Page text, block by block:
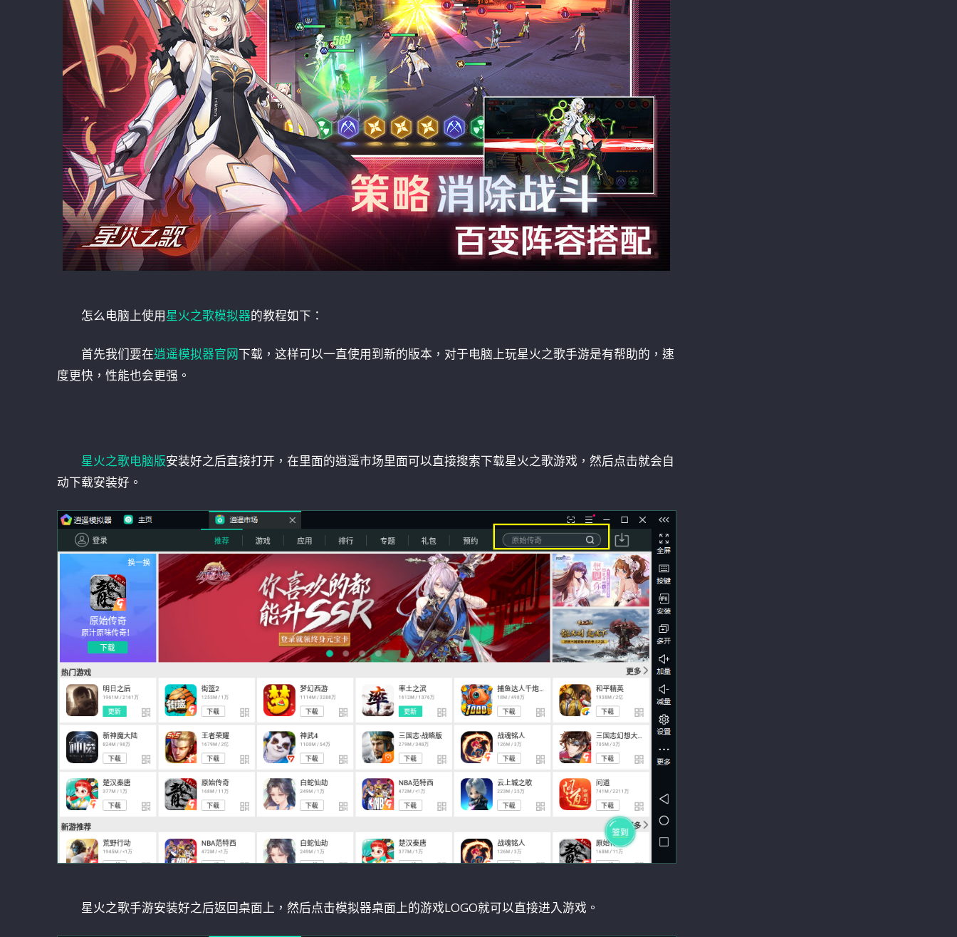
怎么电脑上使用星火之歌模拟器的教程如下：
首先我们要在逍遥模拟器官网下载，这样可以一直使用到新的版本，对于电脑上玩星火之歌手游是有帮助的，速
度更快，性能也会更强。
星火之歌电脑版安装好之后直接打开，在里面的逍遥市场里面可以直接搜索下载星火之歌游戏，然后点击就会自
动下载安装好。
星火之歌手游安装好之后返回桌面上，然后点击模拟器桌面上的游戏LOGO就可以直接进入游戏。